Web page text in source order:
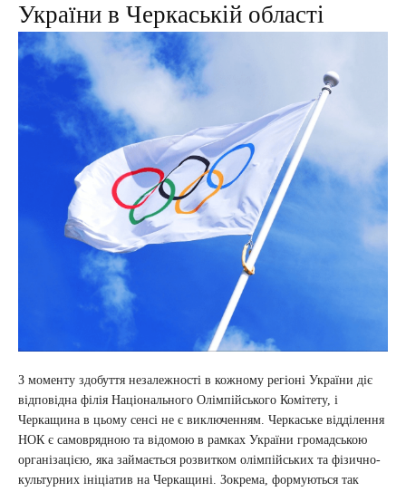
України в Черкаській області
З моменту здобуття незалежності в кожному регіоні України діє
відповідна філія Національного Олімпійського Комітету, і
Черкащина в цьому сенсі не є виключенням. Черкаське відділення
НОК є самоврядною та відомою в рамках України громадською
організацією, яка займається розвитком олімпійських та фізично-
культурних ініціатив на Черкащині. Зокрема, формуються так